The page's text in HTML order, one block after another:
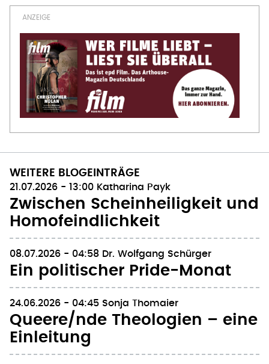
21.07.2026 - 13:00 Katharina Payk
Zwischen Scheinheiligkeit und
Homofeindlichkeit
Ein politischer Pride-Monat
Queere/nde Theologien – eine
Einleitung